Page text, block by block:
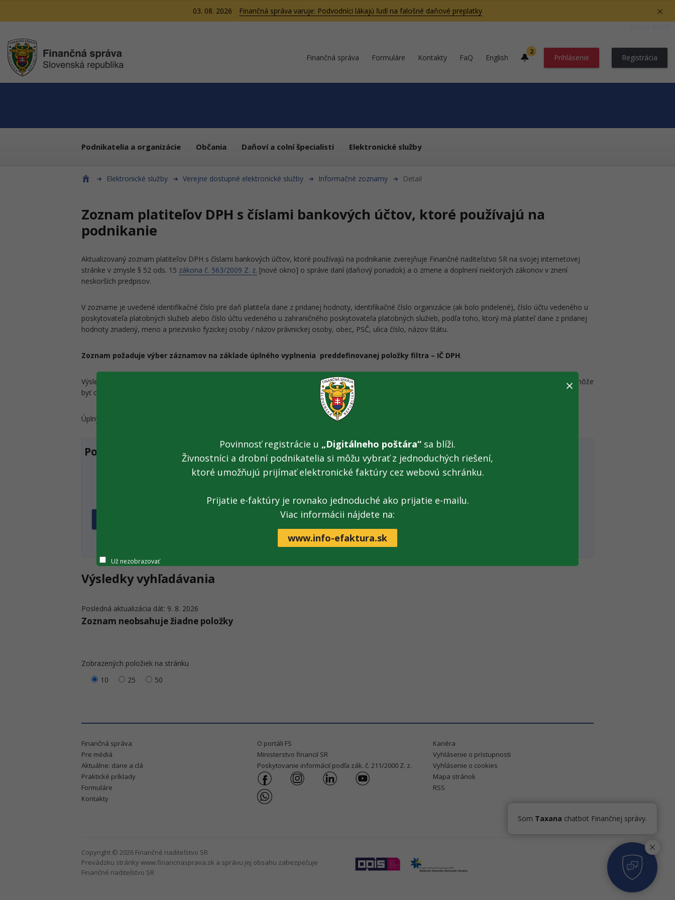
03. 08. 2026
Finančná správa varuje: Podvodníci lákajú ľudí na falošné daňové preplatky
Finančná správa Formuláre Kontakty FaQ English
2
Prihlásenie Registrácia
Podnikatelia a organizácie Občania Daňoví a colní špecialisti Elektronické služby
Elektronické služby Verejne dostupné elektronické služby Informačné zoznamy Detail
Zoznam platiteľov DPH s číslami bankových účtov, ktoré používajú na
podnikanie
Aktualizovaný zoznam platiteľov DPH s číslami bankových účtov, ktoré používajú na podnikanie zverejňuje Finančné riaditeľstvo SR na svojej internetovej
stránke v zmysle § 52 ods. 15 zákona č. 563/2009 Z. z. [nové okno] o správe daní (daňový poriadok) a o zmene a doplnení niektorých zákonov v znení
neskorších predpisov.
V zozname je uvedené identifikačné číslo pre daň platiteľa dane z pridanej hodnoty, identifikačné číslo organizácie (ak bolo pridelené), číslo účtu vedeného u
poskytovateľa platobných služieb alebo číslo účtu vedeného u zahraničného poskytovateľa platobných služieb, podľa toho, ktorý má platiteľ dane z pridanej
hodnoty zriadený, meno a priezvisko fyzickej osoby / názov právnickej osoby, obec, PSČ, ulica číslo, názov štátu.
Zoznam požaduje výber záznamov na základe úplného vyplnenia preddefinovanej položky filtra – IČ DPH.
Výsledný vybraný zoznam je možné exportovať do niektorého z povolených formátov (spravidla sú to formáty: PDF, XLS alebo CSV). Tento export však môže
byť obmedzený na stanovený maximálny počet záznamov.
Úplný, aktuálne zverejnený zoznam vo formáte XML v komprimovanom tvare (.zip), sa nachádza v časti "
Položky filtra
Výsledky vyhľadávania
Posledná aktualizácia dát: 9. 8. 2026
Zoznam neobsahuje žiadne položky
Zobrazených položiek na stránku
10
25 50
Finančná správa
Pre médiá
Aktuálne: dane a clá
Praktické príklady
Formuláre
Kontakty
O portáli FS
Ministerstvo financií SR
Poskytovanie informácií podľa zák. č. 211/2000 Z. z.
Kariéra
Vyhlásenie o prístupnosti
Vyhlásenie o cookies
Mapa stránok
RSS
Copyright © 2026 Finančné riaditeľstvo SR
Prevádzku stránky www.financnasprava.sk a správu jej obsahu zabezpečuje
Finančné riaditeľstvo SR
Som Taxana chatbot Finančnej správy.
×
Povinnosť registrácie u „Digitálneho poštára“ sa blíži.
Živnostníci a drobní podnikatelia si môžu vybrať z jednoduchých riešení,
ktoré umožňujú prijímať elektronické faktúry cez webovú schránku.
Prijatie e-faktúry je rovnako jednoduché ako prijatie e-mailu.
Viac informácii nájdete na:
www.info-efaktura.sk
Už nezobrazovať